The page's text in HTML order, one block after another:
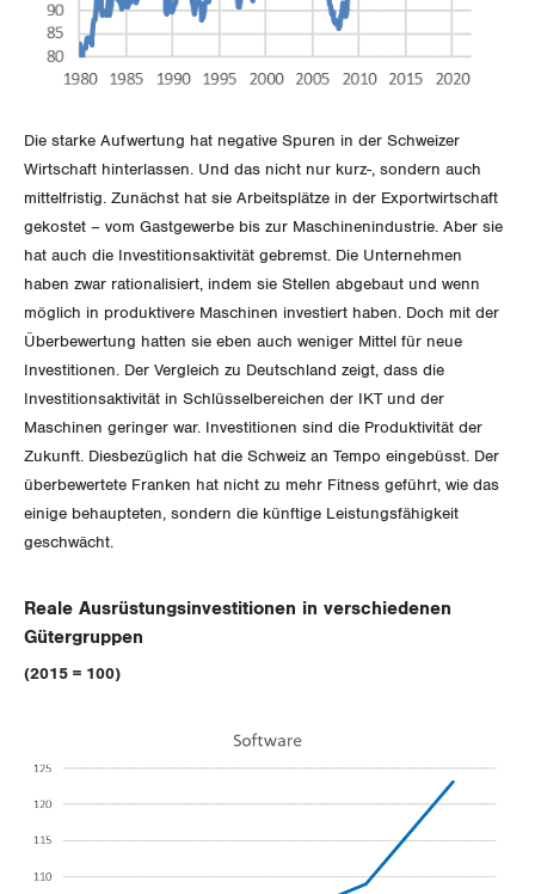
Obwalden
Schaffhausen
Schwyz
St. Gallen-Appenzell
Solothurn
Tessin
Thurgau
Uri
Waadt
Wallis
Zürich
Die starke Aufwertung hat negative Spuren in der Schweizer
Wirtschaft hinterlassen. Und das nicht nur kurz-, sondern auch
mittelfristig. Zunächst hat sie Arbeitsplätze in der Exportwirtschaft
gekostet – vom Gastgewerbe bis zur Maschinenindustrie. Aber sie
hat auch die Investitionsaktivität gebremst. Die Unternehmen
haben zwar rationalisiert, indem sie Stellen abgebaut und wenn
möglich in produktivere Maschinen investiert haben. Doch mit der
Überbewertung hatten sie eben auch weniger Mittel für neue
Investitionen. Der Vergleich zu Deutschland zeigt, dass die
Investitionsaktivität in Schlüsselbereichen der IKT und der
Maschinen geringer war. Investitionen sind die Produktivität der
Zukunft. Diesbezüglich hat die Schweiz an Tempo eingebüsst. Der
überbewertete Franken hat nicht zu mehr Fitness geführt, wie das
einige behaupteten, sondern die künftige Leistungsfähigkeit
geschwächt.
Reale Ausrüstungsinvestitionen in verschiedenen
Gütergruppen
(2015 = 100)